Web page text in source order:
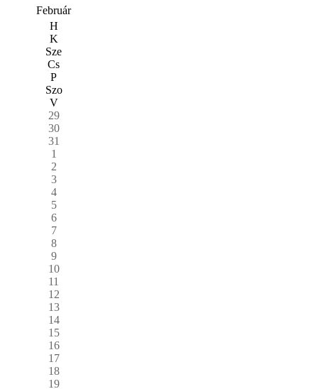
Február
H
K
Sze
Cs
P
Szo
V
29
30
31
1
2
3
4
5
6
7
8
9
10
11
12
13
14
15
16
17
18
19